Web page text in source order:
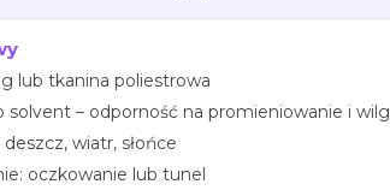
lub tkanina poliestrowa
solvent – odporność na promieniowanie i
wiatr, słońce
oczkowanie lub tunel